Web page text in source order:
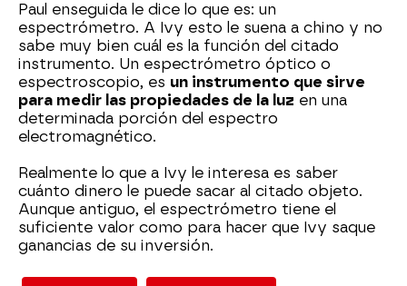
Paul enseguida le dice lo que es: un
espectrómetro. A Ivy esto le suena a chino y no
sabe muy bien cuál es la función del citado
instrumento. Un espectrómetro óptico o
espectroscopio, es un instrumento que sirve
para medir las propiedades de la luz en una
determinada porción del espectro
electromagnético.
Realmente lo que a Ivy le interesa es saber
cuánto dinero le puede sacar al citado objeto.
Aunque antiguo, el espectrómetro tiene el
suficiente valor como para hacer que Ivy saque
ganancias de su inversión.